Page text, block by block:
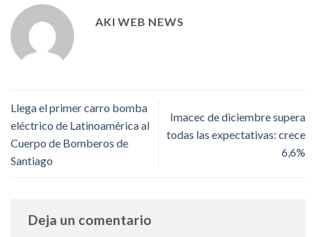
AKI WEB NEWS
Llega el primer carro bomba
eléctrico de Latinoamérica al
Cuerpo de Bomberos de
Santiago
Imacec de diciembre supera
todas las expectativas: crece
6,6%
Deja un comentario